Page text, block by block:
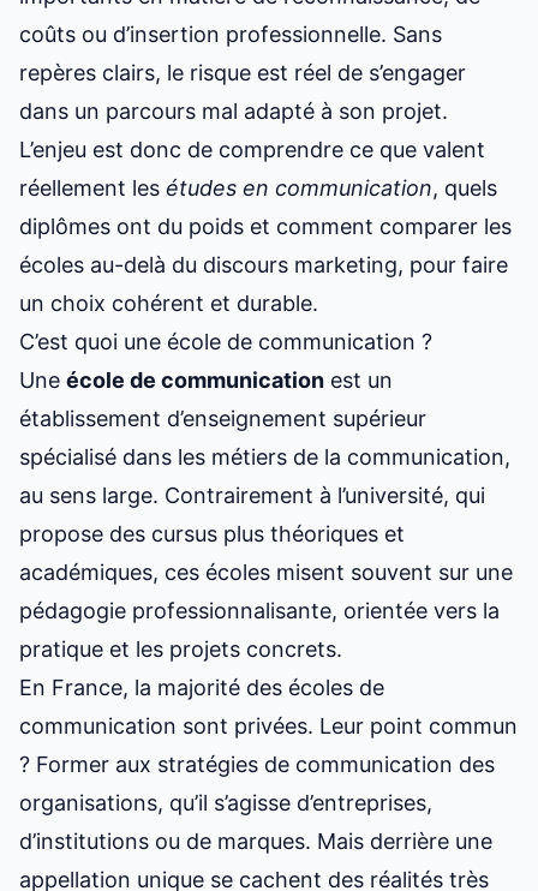
coûts ou d’insertion professionnelle. Sans
repères clairs, le risque est réel de s’engager
dans un parcours mal adapté à son projet.
L’enjeu est donc de comprendre ce que valent
réellement les études en communication, quels
diplômes ont du poids et comment comparer les
écoles au-delà du discours marketing, pour faire
un choix cohérent et durable.
C’est quoi une école de communication ?
Une école de communication est un
établissement d’enseignement supérieur
spécialisé dans les métiers de la communication,
au sens large. Contrairement à l’université, qui
propose des cursus plus théoriques et
académiques, ces écoles misent souvent sur une
pédagogie professionnalisante, orientée vers la
pratique et les projets concrets.
En France, la majorité des écoles de
communication sont privées. Leur point commun
? Former aux stratégies de communication des
organisations, qu’il s’agisse d’entreprises,
d’institutions ou de marques. Mais derrière une
appellation unique se cachent des réalités très